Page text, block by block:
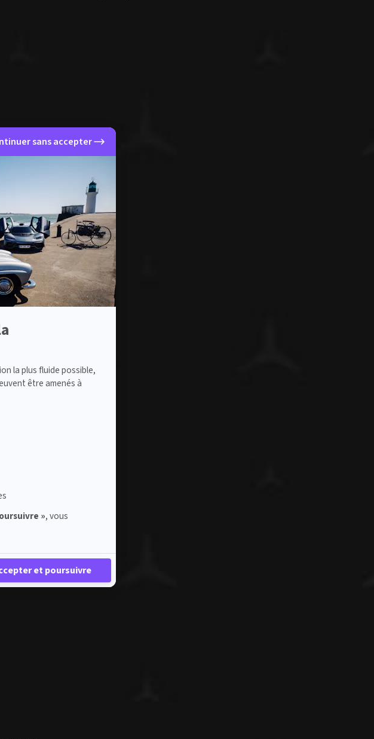
sans accepter
la plus fluide possible,
être amenés à
», vous
et poursuivre